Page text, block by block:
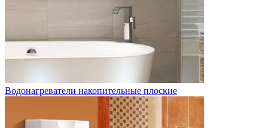
Водонагреватели накопительные плоские